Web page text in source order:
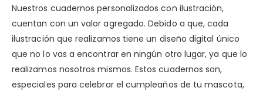
Nuestros cuadernos personalizados con ilustración,
cuentan con un valor agregado. Debido a que, cada
ilustración que realizamos tiene un diseño digital único
que no lo vas a encontrar en ningún otro lugar, ya que lo
realizamos nosotros mismos. Estos cuadernos son,
especiales para celebrar el cumpleaños de tu mascota,